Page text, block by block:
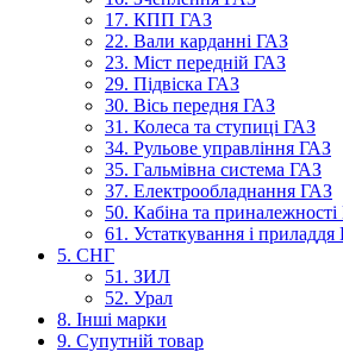
17. КПП ГАЗ
22. Вали карданні ГАЗ
23. Міст передній ГАЗ
29. Підвіска ГАЗ
30. Вісь передня ГАЗ
31. Колеса та ступиці ГАЗ
34. Рульове управління ГАЗ
35. Гальмівна система ГАЗ
37. Електрообладнання ГАЗ
50. Кабіна та
61. Устаткування і приладдя
5. СНГ
51. ЗИЛ
52. Урал
8. Інші марки
9. Супутній товар